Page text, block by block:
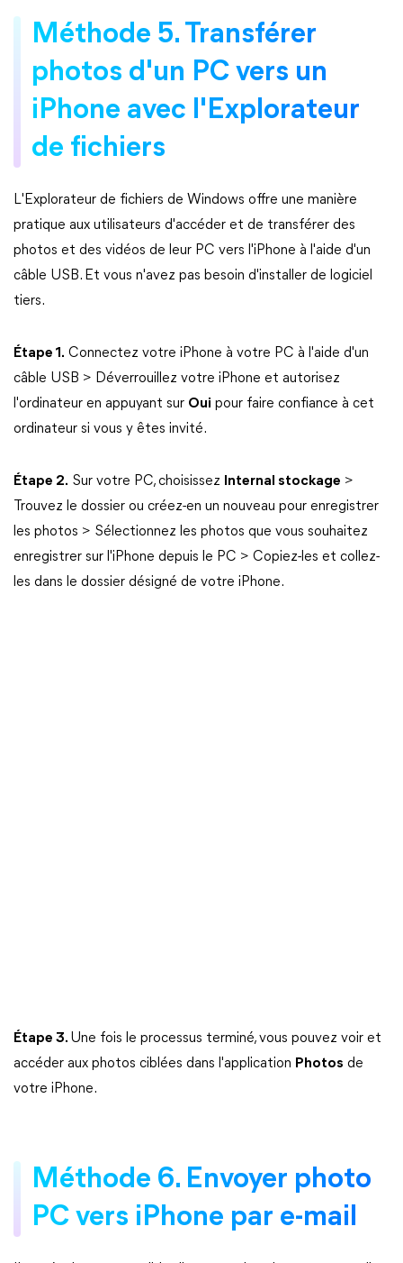
Méthode 5. Transférer
photos d'un PC vers un
iPhone avec l'Explorateur
de fichiers
L'Explorateur de fichiers de Windows offre une manière
pratique aux utilisateurs d'accéder et de transférer des
photos et des vidéos de leur PC vers l'iPhone à l'aide d'un
câble USB. Et vous n'avez pas besoin d'installer de logiciel
tiers.
Étape 1. Connectez votre iPhone à votre PC à l'aide d'un
câble USB > Déverrouillez votre iPhone et autorisez
l'ordinateur en appuyant sur Oui pour faire confiance à cet
ordinateur si vous y êtes invité.
Étape 2. Sur votre PC, choisissez Internal stockage >
Trouvez le dossier ou créez-en un nouveau pour enregistrer
les photos > Sélectionnez les photos que vous souhaitez
enregistrer sur l'iPhone depuis le PC > Copiez-les et collez-
les dans le dossier désigné de votre iPhone.
Étape 3. Une fois le processus terminé, vous pouvez voir et
accéder aux photos ciblées dans l'application Photos de
votre iPhone.
Méthode 6. Envoyer photo
PC vers iPhone par e-mail